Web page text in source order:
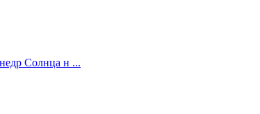
Солнца н ...